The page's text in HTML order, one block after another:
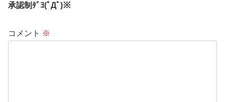
承認制ﾀﾞﾖ(ﾟДﾟ)※
コメント ※